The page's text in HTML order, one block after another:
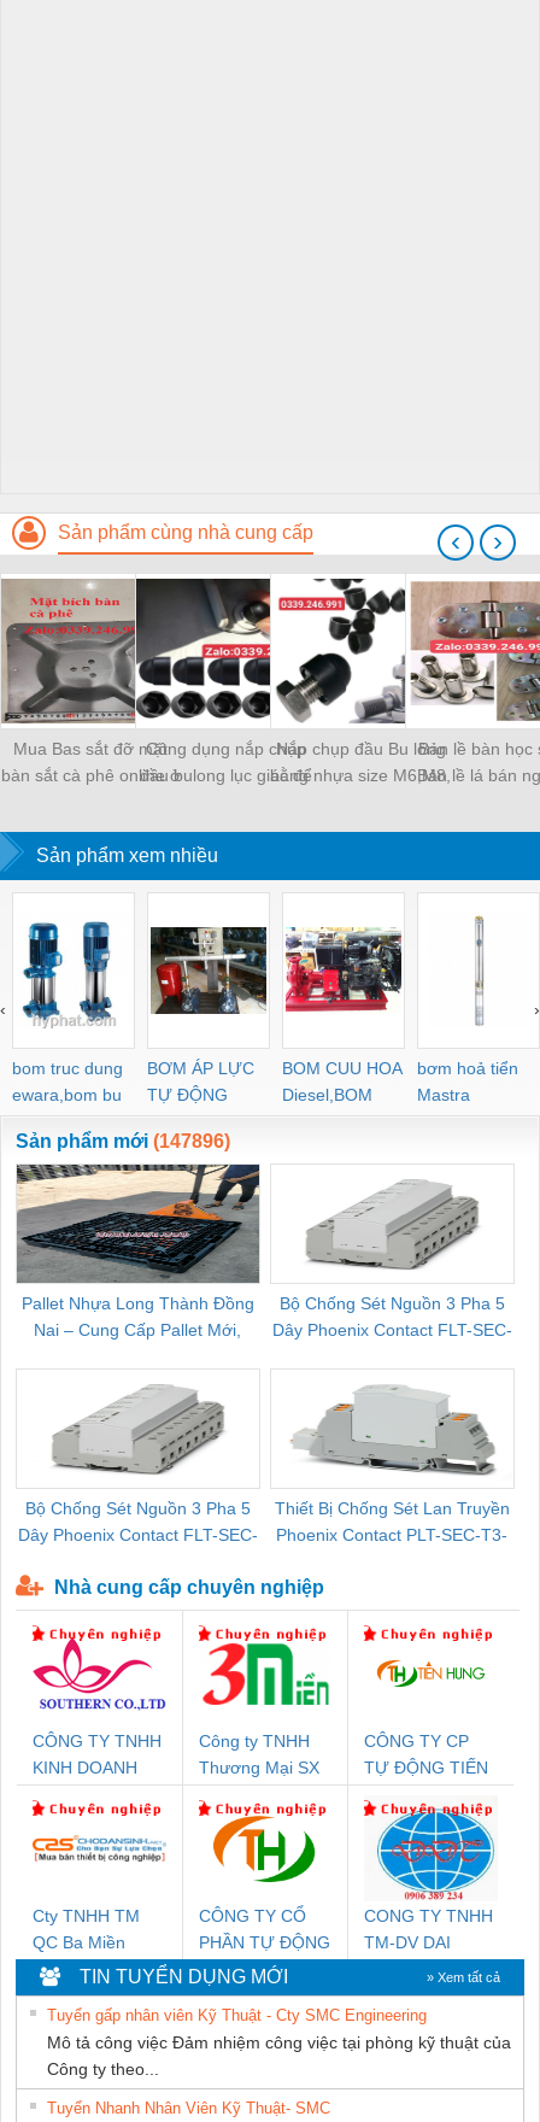
Sản phẩm cùng nhà cung cấp
Mua Bas sắt đỡ mặt
bàn sắt cà phê online ở
Công dụng nắp chụp
đầu bulong lục giác để
Nắp chụp đầu Bu lông
bằng nhựa size M6,M8,
Bản lề bàn học
Bản lề lá bán
‹ ›
Sản phẩm xem nhiều
bom truc dung
ewara,bom bu
ewara
BƠM ÁP LỰC
TỰ ĐỘNG
BOM CUU HOA
Diesel,BOM
CHUA CHAY
bơm hoả tiển
Mastra
‹ ›
Sản phẩm mới (147896)
Pallet Nhựa Long Thành Đồng
Nai – Cung Cấp Pallet Mới,
Bộ Chống Sét Nguồn 3 Pha 5
Dây Phoenix Contact FLT-SEC-
Bộ Chống Sét Nguồn 3 Pha 5
Dây Phoenix Contact FLT-SEC-
Thiết Bị Chống Sét Lan Truyền
Phoenix Contact PLT-SEC-T3-
Nhà cung cấp chuyên nghiệp
CÔNG TY TNHH
KINH DOANH
PHƯƠNG NAM
Công ty TNHH
Thương Mại SX
CÔNG TY CP
TỰ ĐỘNG TIẾN
Cty TNHH TM
QC Ba Miền
CÔNG TY CỔ
PHẦN TỰ ĐỘNG
TIẾN HƯNG
CONG TY TNHH
TM-DV DAI
DONG THANH
TIN TUYỂN DỤNG MỚI » Xem tất cả
Tuyển gấp nhân viên Kỹ Thuật - Cty SMC Engineering
Mô tả công việc Đảm nhiệm công việc tại phòng kỹ thuật của
Công ty theo...
Tuyển Nhanh Nhân Viên Kỹ Thuật- SMC